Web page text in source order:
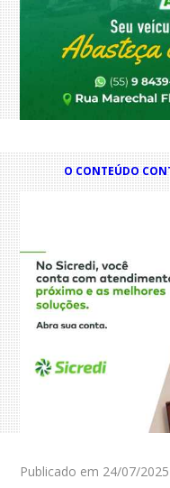
O CONTEÚDO
Publicado em 24/07/